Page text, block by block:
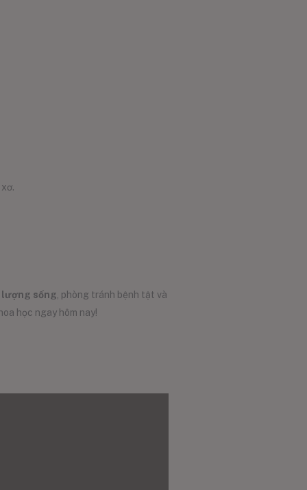
sống , phòng tránh bệnh tật và
học ngay hôm nay!